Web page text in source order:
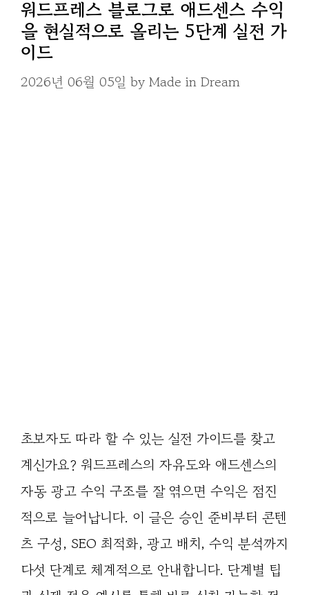
워드프레스 블로그로 애드센스 수익
을 현실적으로 올리는 5단계 실전 가
이드
2026년 06월 05일 by Made in Dream
초보자도 따라 할 수 있는 실전 가이드를 찾고
계신가요? 워드프레스의 자유도와 애드센스의
자동 광고 수익 구조를 잘 엮으면 수익은 점진
적으로 늘어납니다. 이 글은 승인 준비부터 콘텐
츠 구성, SEO 최적화, 광고 배치, 수익 분석까지
다섯 단계로 체계적으로 안내합니다. 단계별 팁